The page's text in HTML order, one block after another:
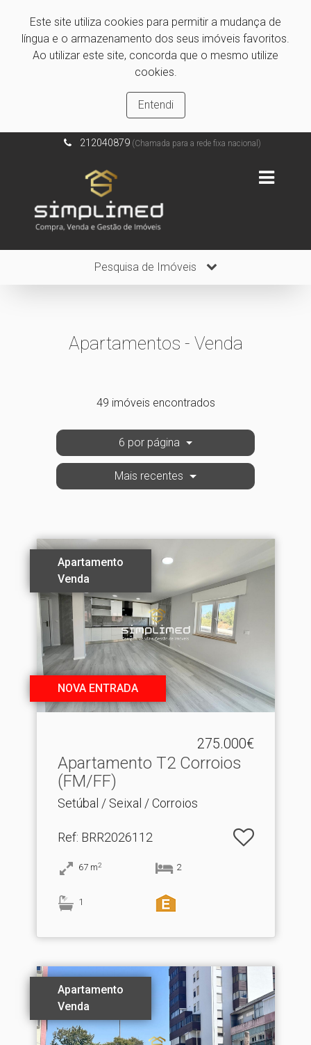
Este site utiliza cookies para permitir a mudança de
língua e o armazenamento dos seus imóveis favoritos.
Ao utilizar este site, concorda que o mesmo utilize
cookies.
Entendi
212040879(Chamada para a rede fixa nacional)
Pesquisa de Imóveis
Apartamentos - Venda
49 imóveis encontrados
6 por página
Mais recentes
Apartamento
Venda
NOVA ENTRADA
275.000€
Apartamento T2 Corroios
(FM/FF)
Setúbal / Seixal / Corroios
Ref: BRR2026112
67 m2 2
1
Apartamento
Venda